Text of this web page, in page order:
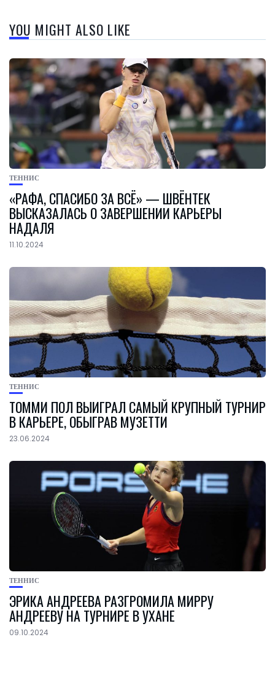
YOU MIGHT ALSO LIKE
ТЕННИС
«РАФА, СПАСИБО ЗА ВСЁ» — ШВЁНТЕК
ВЫСКАЗАЛАСЬ О ЗАВЕРШЕНИИ КАРЬЕРЫ
НАДАЛЯ
11.10.2024
ТЕННИС
ТОММИ ПОЛ ВЫИГРАЛ САМЫЙ КРУПНЫЙ ТУРНИР
В КАРЬЕРЕ, ОБЫГРАВ МУЗЕТТИ
23.06.2024
ТЕННИС
ЭРИКА АНДРЕЕВА РАЗГРОМИЛА МИРРУ
АНДРЕЕВУ НА ТУРНИРЕ В УХАНЕ
09.10.2024